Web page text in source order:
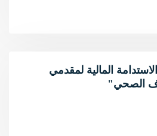
المالية لمقدمي
الصحي"